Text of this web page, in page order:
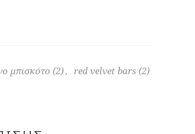
μπισκότο (2), red velvet bars (2)